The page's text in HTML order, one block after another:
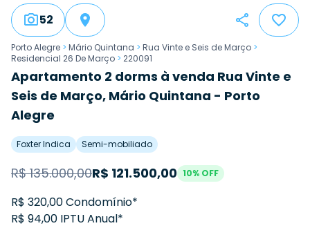
52
Porto Alegre > Mário Quintana > Rua Vinte e Seis de Março >
Residencial 26 De Março > 220091
Apartamento 2 dorms à venda Rua Vinte e
Seis de Março, Mário Quintana - Porto
Alegre
Foxter Indica Semi-mobiliado
R$135.000,00R$ 121.500,00 10% OFF
R$ 320,00 Condomínio*
R$ 94,00 IPTU Anual*